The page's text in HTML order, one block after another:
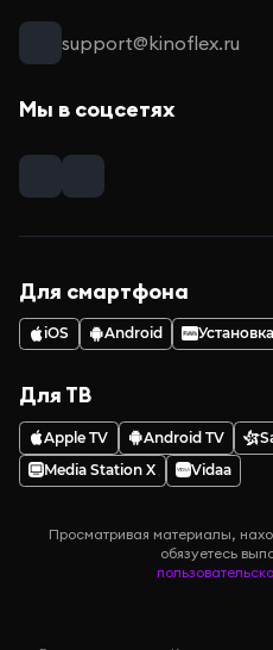
support@kinoflex.ru
Мы в соцсетях
Для смартфона
iOS Android
Для ТВ
Apple TV Android TV
Media Station X
Vidaa
Просматривая материалы,
обязуетесь